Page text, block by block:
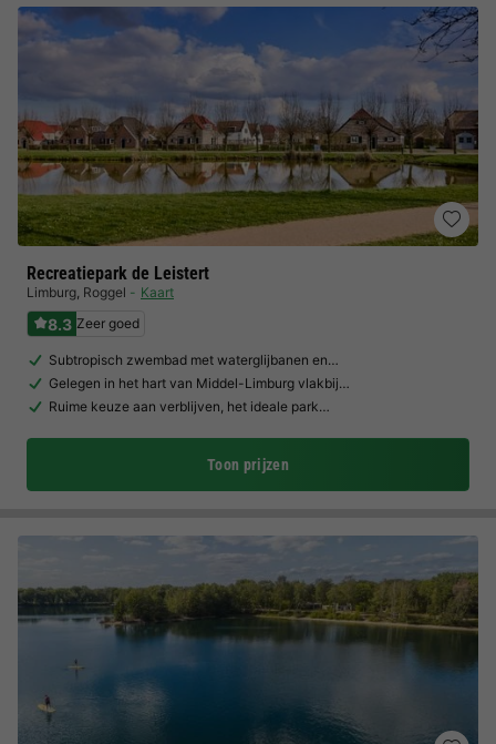
Recreatiepark de Leistert
Limburg, Roggel Kaart
8.3 Zeer goed
Subtropisch zwembad met waterglijbanen en…
Gelegen in het hart van Middel-Limburg vlakbij…
Ruime keuze aan verblijven, het ideale park…
Toon prijzen